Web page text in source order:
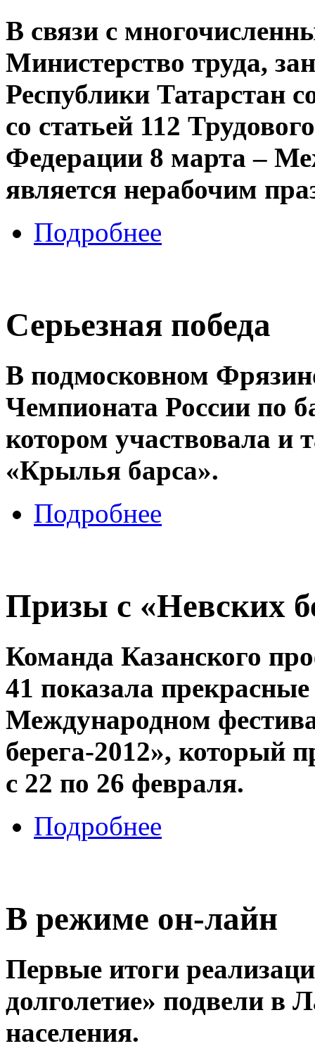
В связи с
Министерство труда,
Республики Татарстан
со статьей 112
Федерации 8 марта –
является нерабочим
Подробнее
Серьезная победа
В подмосковном
Чемпионата России по
котором участвовала и
«Крылья барса».
Подробнее
Призы с «Невских
Команда Казанского
41 показала
Международном
берега-2012», который
с 22 по 26 февраля.
Подробнее
В режиме он-лайн
Первые итоги
долголетие» подвели в
населения.